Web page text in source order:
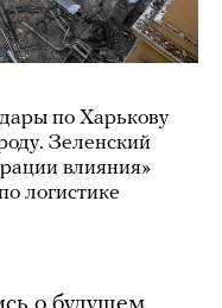
по Харькову
Зеленский
влияния»
логистике